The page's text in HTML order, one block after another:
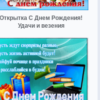
Открытка С Днем Рождения!
Удачи и везения